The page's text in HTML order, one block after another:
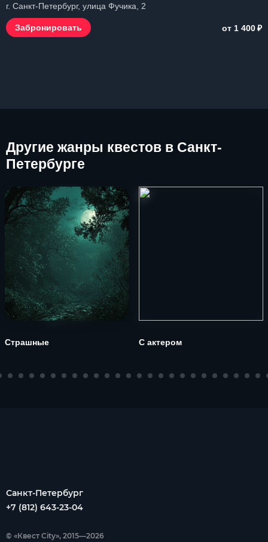
г. Санкт-Петербург, улица Фучика, 2
Забронировать от 1 400₽
Другие жанры квестов в Санкт-
Петербурге
Страшные С актером
Санкт-Петербург
+7 (812) 643-23-04
© «Квест City», 2015—2026